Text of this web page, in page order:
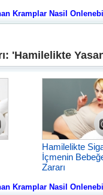
Kramplar Nasil
'Hamilelikte
Hamilelikte
İçmenin
Zararı
Kramplar Nasil